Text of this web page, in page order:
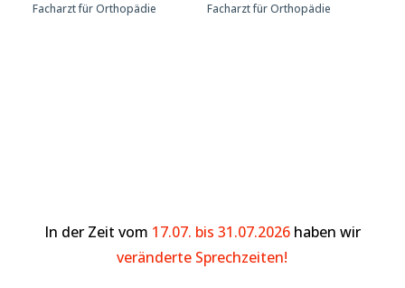
Facharzt für Orthopädie Facharzt für Orthopädie
In der Zeit vom 17.07. bis 31.07.2026 haben wir
veränderte Sprechzeiten!